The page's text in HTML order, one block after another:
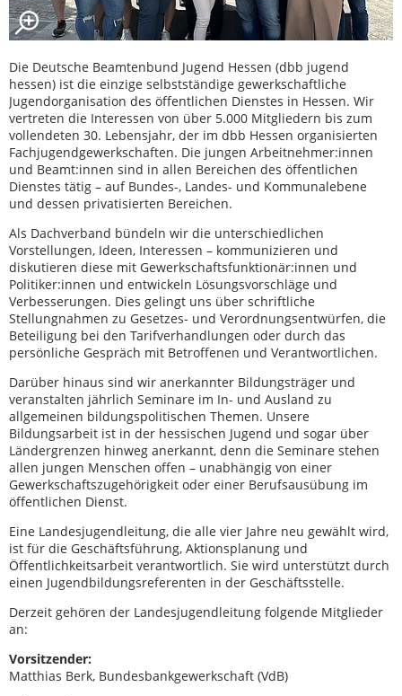
Die Deutsche Beamtenbund Jugend Hessen (dbb jugend
hessen) ist die einzige selbstständige gewerkschaftliche
Jugendorganisation des öffentlichen Dienstes in Hessen. Wir
vertreten die Interessen von über 5.000 Mitgliedern bis zum
vollendeten 30. Lebensjahr, der im dbb Hessen organisierten
Fachjugendgewerkschaften. Die jungen Arbeitnehmer:innen
und Beamt:innen sind in allen Bereichen des öffentlichen
Dienstes tätig – auf Bundes-, Landes- und Kommunalebene
und dessen privatisierten Bereichen.
Als Dachverband bündeln wir die unterschiedlichen
Vorstellungen, Ideen, Interessen – kommunizieren und
diskutieren diese mit Gewerkschaftsfunktionär:innen und
Politiker:innen und entwickeln Lösungsvorschläge und
Verbesserungen. Dies gelingt uns über schriftliche
Stellungnahmen zu Gesetzes- und Verordnungsentwürfen, die
Beteiligung bei den Tarifverhandlungen oder durch das
persönliche Gespräch mit Betroffenen und Verantwortlichen.
Darüber hinaus sind wir anerkannter Bildungsträger und
veranstalten jährlich Seminare im In- und Ausland zu
allgemeinen bildungspolitischen Themen. Unsere
Bildungsarbeit ist in der hessischen Jugend und sogar über
Ländergrenzen hinweg anerkannt, denn die Seminare stehen
allen jungen Menschen offen – unabhängig von einer
Gewerkschaftszugehörigkeit oder einer Berufsausübung im
öffentlichen Dienst.
Eine Landesjugendleitung, die alle vier Jahre neu gewählt wird,
ist für die Geschäftsführung, Aktionsplanung und
Öffentlichkeitsarbeit verantwortlich. Sie wird unterstützt durch
einen Jugendbildungsreferenten in der Geschäftsstelle.
Derzeit gehören der Landesjugendleitung folgende Mitglieder
an:
Vorsitzender:
Matthias Berk, Bundesbankgewerkschaft (VdB)